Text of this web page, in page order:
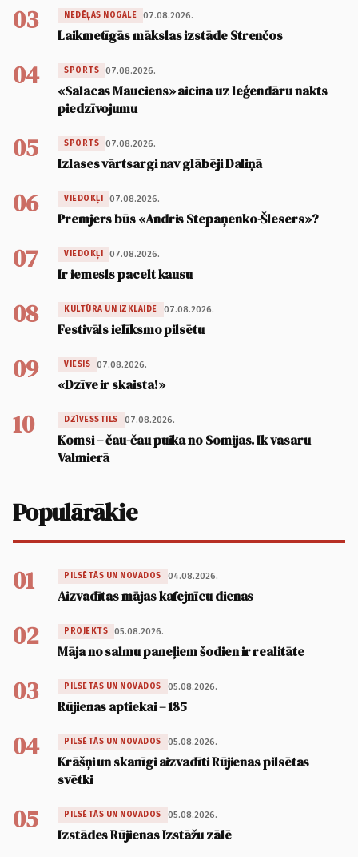
03 NEDĒĻAS NOGALE 07.08.2026.
Laikmetīgās mākslas izstāde Strenčos
04 SPORTS 07.08.2026.
«Salacas Mauciens» aicina uz leģendāru nakts
piedzīvojumu
05 SPORTS 07.08.2026.
Izlases vārtsargi nav glābēji Daliņā
06 VIEDOKĻI 07.08.2026.
Premjers būs «Andris Stepaņenko-Šlesers»?
07 VIEDOKĻI 07.08.2026.
Ir iemesls pacelt kausu
08 KULTŪRA UN IZKLAIDE 07.08.2026.
Festivāls ielīksmo pilsētu
09 VIESIS 07.08.2026.
«Dzīve ir skaista!»
10 DZĪVESSTILS 07.08.2026.
Komsi – čau-čau puika no Somijas. Ik vasaru
Valmierā
Populārākie
01 PILSĒTĀS UN NOVADOS 04.08.2026.
Aizvadītas mājas kafejnīcu dienas
02 PROJEKTS 05.08.2026.
Māja no salmu paneļiem šodien ir realitāte
03 PILSĒTĀS UN NOVADOS 05.08.2026.
Rūjienas aptiekai – 185
04 PILSĒTĀS UN NOVADOS 05.08.2026.
Krāšņi un skanīgi aizvadīti Rūjienas pilsētas
svētki
05 PILSĒTĀS UN NOVADOS 05.08.2026.
Izstādes Rūjienas Izstāžu zālē